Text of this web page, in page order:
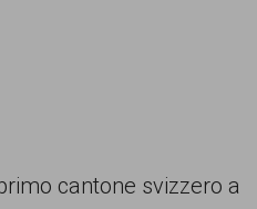
cantone svizzero a